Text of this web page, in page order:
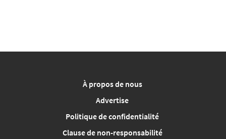
À propos de nous
Advertise
Politique de confidentialité
Clause de non-responsabilité